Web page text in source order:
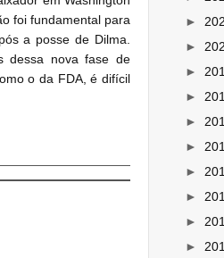
foi fundamental para
a posse de Dilma.
dessa nova fase de
o da FDA, é difícil
►
►
►
►
►
►
►
►
►
►